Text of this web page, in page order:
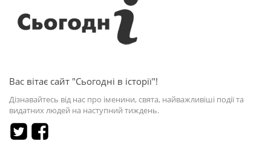
Вас вітає сайт "Сьогодні в історії"!
Дізнавайтесь від нас про іменини, свята, найважливіші події та
видатних людей на наступний тиждень.